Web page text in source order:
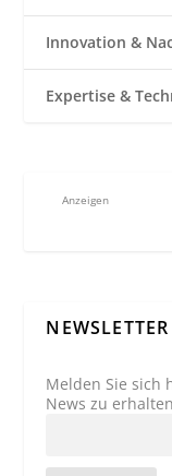
Innovation &
Expertise &
Anzeigen
NEWSLETTER
Melden Sie sich
News zu